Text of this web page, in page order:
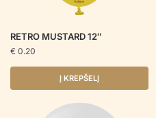
RETRO MUSTARD 12″
€ 0.20
Į KREPŠELĮ